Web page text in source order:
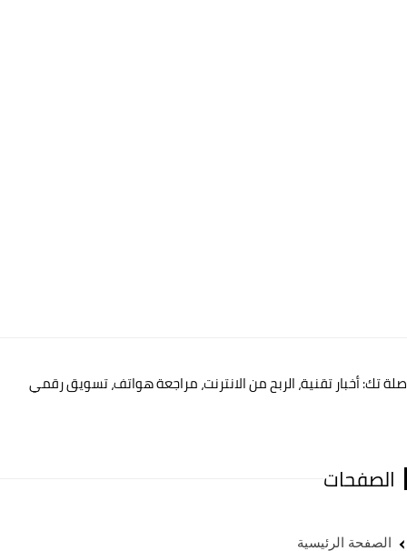
صلة تك: أخبار تقنية، الربح من الانترنت، مراجعة هواتف، تسويق رقمي
الصفحات
الصفحة الرئيسية